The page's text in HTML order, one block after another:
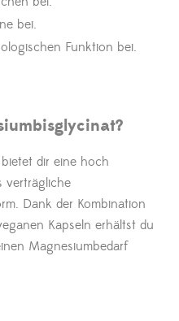
bei.
Funktion bei.
dir eine hoch
verträgliche
Dank der Kombination
Kapseln erhältst du
Magnesiumbedarf